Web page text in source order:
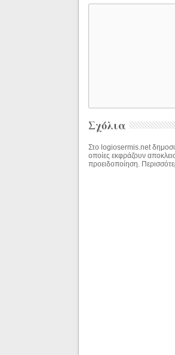
Σχόλια
Στο logiosermis.net
οποίες εκφράζουν
προειδοποίηση.